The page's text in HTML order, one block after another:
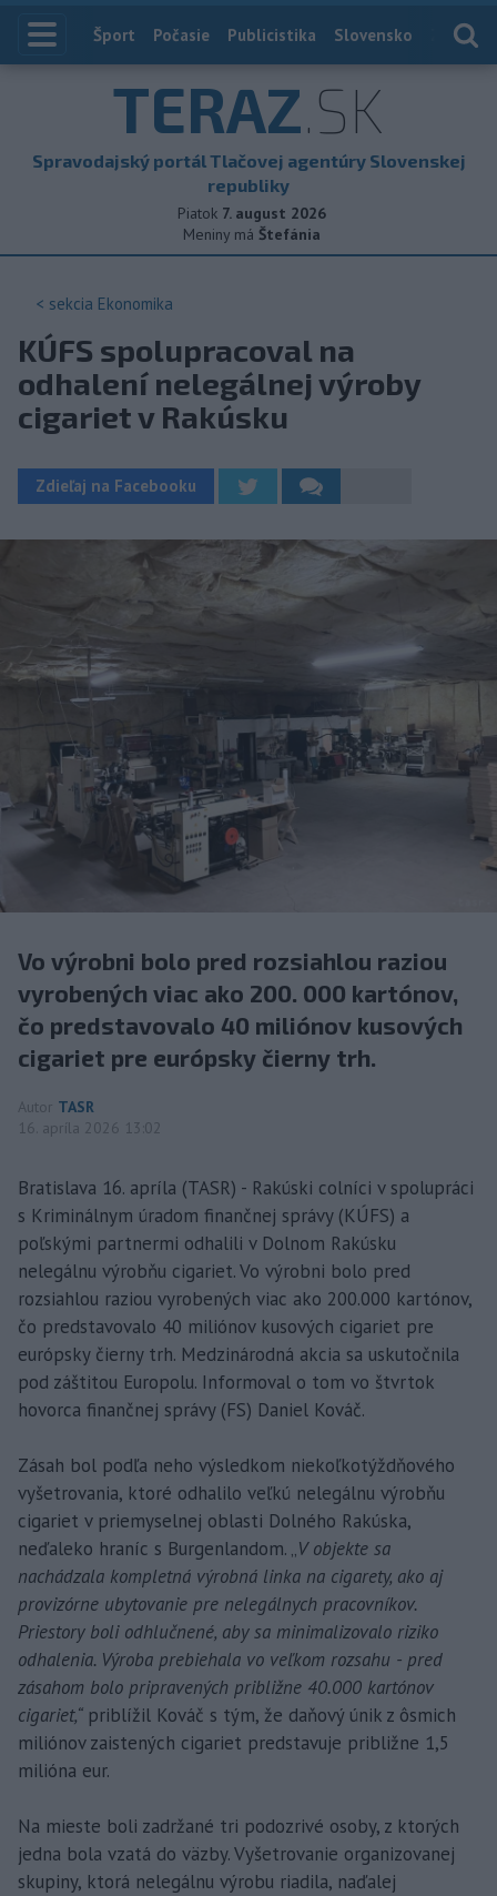
Index
Šport Počasie Publicistika Slovensko
TERAZ.SK
Spravodajský portál Tlačovej agentúry Slovenskej
republiky
Piatok 7. august 2026
Meniny má Štefánia
< sekcia Ekonomika
KÚFS spolupracoval na
odhalení nelegálnej výroby
cigariet v Rakúsku
Zdieľaj na Facebooku
Vo výrobni bolo pred rozsiahlou raziou
vyrobených viac ako 200. 000 kartónov,
čo predstavovalo 40 miliónov kusových
cigariet pre európsky čierny trh.
Autor TASR
16. apríla 2026 13:02
Bratislava 16. apríla (TASR) - Rakúski colníci v spolupráci
s Kriminálnym úradom finančnej správy (KÚFS) a
poľskými partnermi odhalili v Dolnom Rakúsku
nelegálnu výrobňu cigariet. Vo výrobni bolo pred
rozsiahlou raziou vyrobených viac ako 200.000 kartónov,
čo predstavovalo 40 miliónov kusových cigariet pre
európsky čierny trh. Medzinárodná akcia sa uskutočnila
pod záštitou Europolu. Informoval o tom vo štvrtok
hovorca finančnej správy (FS) Daniel Kováč.
Zásah bol podľa neho výsledkom niekoľkotýždňového
vyšetrovania, ktoré odhalilo veľkú nelegálnu výrobňu
cigariet v priemyselnej oblasti Dolného Rakúska,
neďaleko hraníc s Burgenlandom. „V objekte sa
nachádzala kompletná výrobná linka na cigarety, ako aj
provizórne ubytovanie pre nelegálnych pracovníkov.
Priestory boli odhlučnené, aby sa minimalizovalo riziko
odhalenia. Výroba prebiehala vo veľkom rozsahu - pred
zásahom bolo pripravených približne 40.000 kartónov
cigariet,“ priblížil Kováč s tým, že daňový únik z ôsmich
miliónov zaistených cigariet predstavuje približne 1,5
milióna eur.
Na mieste boli zadržané tri podozrivé osoby, z ktorých
jedna bola vzatá do väzby. Vyšetrovanie organizovanej
skupiny, ktorá nelegálnu výrobu riadila, naďalej